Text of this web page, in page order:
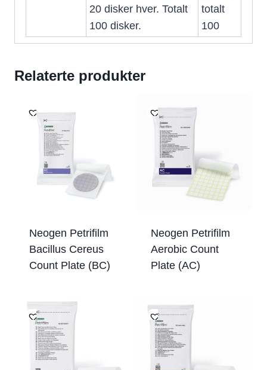
20 disker hver. Totalt
100 disker.
totalt
100
Relaterte produkter
Neogen Petrifilm
Bacillus Cereus
Count Plate (BC)
Neogen Petrifilm
Aerobic Count
Plate (AC)